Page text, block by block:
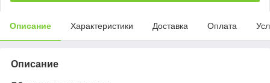
Описание Характеристики Доставка Оплата
Описание